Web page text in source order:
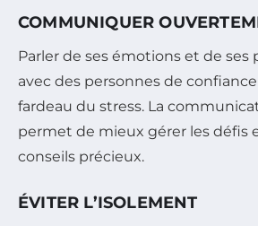
COMMUNIQUER
Parler de ses émotions et de ses
avec des personnes de
fardeau du stress. La
permet de mieux gérer les défis
conseils précieux.
ÉVITER L’ISOLEMENT